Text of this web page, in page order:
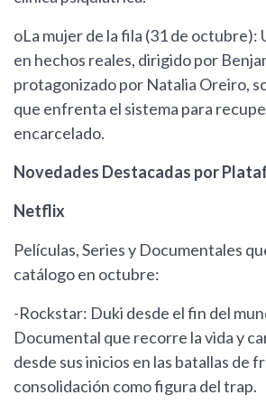
oLa mujer de la fila (31 de octubre):
en hechos reales, dirigido por
protagonizado por Natalia Oreiro,
que enfrenta el sistema para
encarcelado.
Novedades Destacadas por
Netflix
Películas, Series y Documentales
catálogo en octubre:
-Rockstar: Duki desde el fin del
Documental que recorre la vida y
desde sus inicios en las batallas de
consolidación como figura del trap.